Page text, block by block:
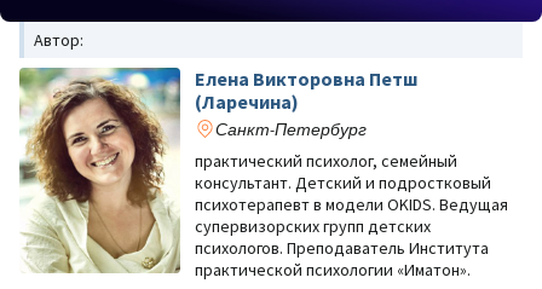
Автор:
Елена Викторовна Петш
(Ларечина)
Санкт-Петербург
практический психолог, семейный
консультант. Детский и подростковый
психотерапевт в модели OKIDS. Ведущая
супервизорских групп детских
психологов. Преподаватель Института
практической психологии «Иматон».